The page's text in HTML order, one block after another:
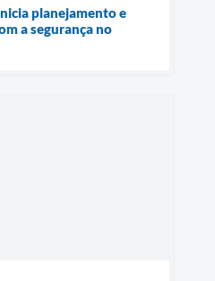
planejamento e
a segurança no